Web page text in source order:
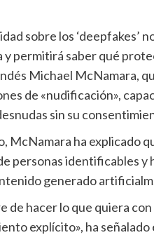
permitirá saber qué
Michael McNamara,
de «nudificación»,
sin su
personas identificables
generado
explícito», ha